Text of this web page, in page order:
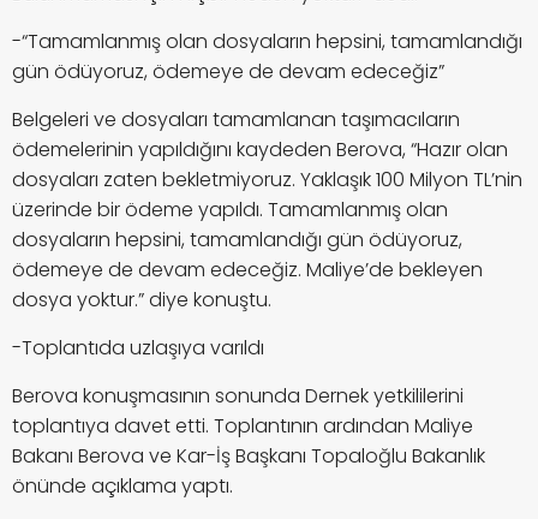
-“Tamamlanmış olan dosyaların hepsini, tamamlandığı
gün ödüyoruz, ödemeye de devam edeceğiz”
Belgeleri ve dosyaları tamamlanan taşımacıların
ödemelerinin yapıldığını kaydeden Berova, “Hazır olan
dosyaları zaten bekletmiyoruz. Yaklaşık 100 Milyon TL’nin
üzerinde bir ödeme yapıldı. Tamamlanmış olan
dosyaların hepsini, tamamlandığı gün ödüyoruz,
ödemeye de devam edeceğiz. Maliye’de bekleyen
dosya yoktur.” diye konuştu.
-Toplantıda uzlaşıya varıldı
Berova konuşmasının sonunda Dernek yetkililerini
toplantıya davet etti. Toplantının ardından Maliye
Bakanı Berova ve Kar-İş Başkanı Topaloğlu Bakanlık
önünde açıklama yaptı.